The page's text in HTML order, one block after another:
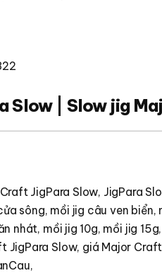
Slow | Slow jig
JigPara Slow, JigPara
sông, mồi jig câu ven
nhát, mồi jig 10g, mồi jig
JigPara Slow, giá Major